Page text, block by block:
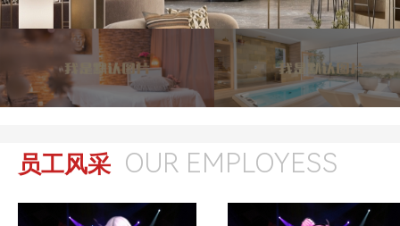
员工风采 OUR EMPLOYESS